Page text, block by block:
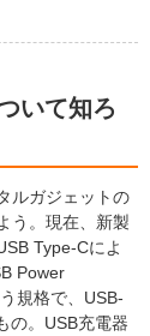
いて知ろ
ルガジェットの
う。現在、新製
Type-Cによ
Power
規格で、USB-
の。USB充電器